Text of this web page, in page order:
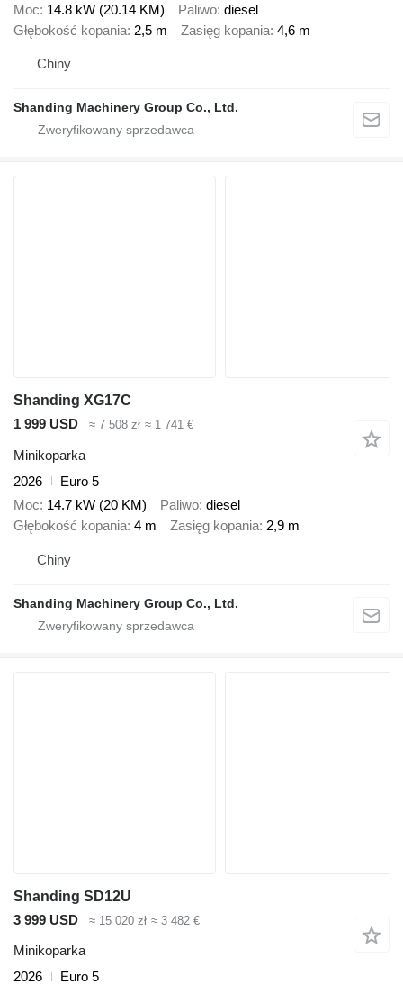
Moc 14.8 kW (20.14 KM) Paliwo diesel
Głębokość kopania 2,5 m Zasięg kopania 4,6 m
Chiny
Shanding Machinery Group Co., Ltd.
Shanding XG17C
1 999 USD
≈ 7 508 zł ≈ 1 741 €
Minikoparka
2026
Euro 5
Moc 14.7 kW (20 KM) Paliwo diesel
Głębokość kopania 4 m Zasięg kopania 2,9 m
Chiny
Shanding Machinery Group Co., Ltd.
Shanding SD12U
3 999 USD
≈ 15 020 zł ≈ 3 482 €
Minikoparka
2026
Euro 5